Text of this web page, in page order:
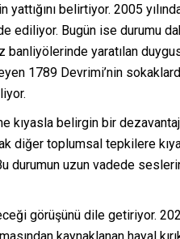
belirtiyor. 2005
Bugün ise durumu
yaratılan
1789 Devrimi’nin
belirgin bir
diğer toplumsal tepkilere
uzun vadede
görüşünü dile getiriyor.